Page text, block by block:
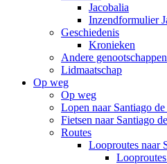
Jacobalia
Inzendformulier
Geschiedenis
Kronieken
Andere
Lidmaatschap
Op weg
Op weg
Lopen naar Santiago
Fietsen naar Santiago
Routes
Looproutes naar